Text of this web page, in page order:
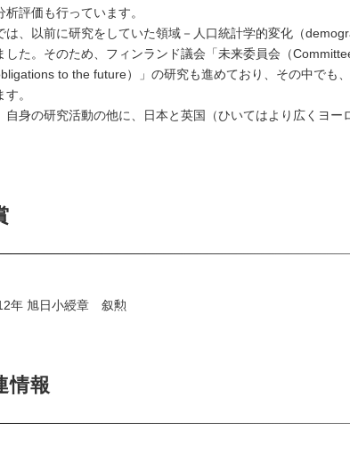
析評価も行っています。
は、以前に研究をしていた領域－人口統計学的変化（
した。そのため、フィンランド議会「未来委員会（
to the future）」の研究も進めており、その中でも
。
自身の研究活動の他に、日本と英国（ひいてはより広くヨ
年 旭日小綬章 叙勲
情報